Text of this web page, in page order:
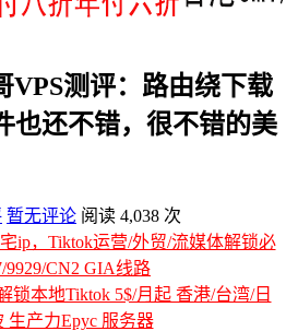
VPS测评：路由绕下载
也还不错，很不错的美
暂无评论 阅读 4,038 次
ip，Tiktok运营/外贸/流媒体解锁必
9929/CN2 GIA线路
锁本地Tiktok 5$/月起 香港/台湾/日
生产力Epyc 服务器